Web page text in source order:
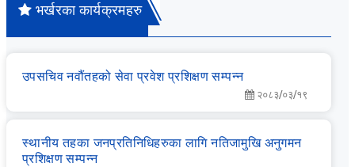
भर्खरका कार्यक्रमहरु
उपसचिव नवौंतहको सेवा प्रवेश प्रशिक्षण सम्‍पन्‍न
२०८३/०३/१९
स्‍थानीय तहका जनप्रतिनिधिहरुका लागि नतिजामुखि अनुगमन
प्रशिक्षण सम्‍पन्‍न